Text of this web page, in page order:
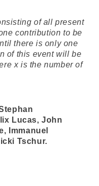
of all present
contribution to be
there is only one
of this event will be
x is the number of
Lucas,John
Immanuel
Tschur.